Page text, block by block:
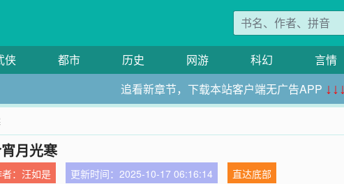
侠 都市 历史 网游 科幻 言情
追看新章节，下载本站客户端无广告APP ↓↓↓
月光寒
：汪如是 更新时间：2025-10-17 06:16:14
直达底部